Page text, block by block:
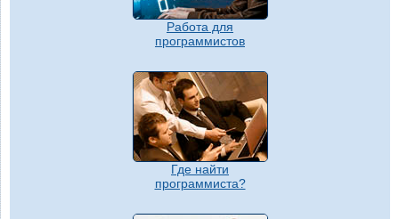
Работа для
программистов
Где найти
программиста?